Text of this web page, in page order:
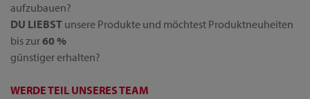
aufzubauen?
DU LIEBST unsere Produkte und möchtest Produktneuheiten
bis zur60 %
günstiger erhalten?
WERDE TEIL UNSERES TEAM